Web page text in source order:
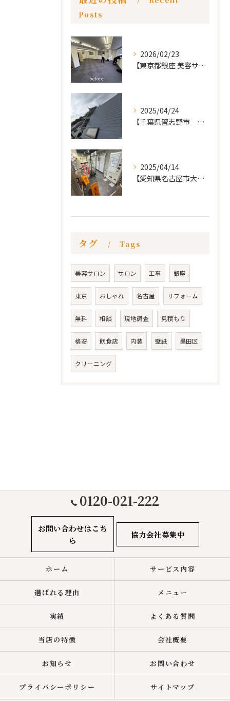
Posts
2026/02/23
【東京都銀座 美容サロン店舗工事】
2025/04/24
【千葉県習志野市 戸建て 屋根の葺き替え工事】
2025/04/14
【愛知県名古屋市大須 カードショップ屋のリノベーション
タグ Tags
美容サロン サロン 工事 銀座
東京 おしゃれ 名古屋 リフォーム
無料 相談 現地調査 見積もり
格安 飲食店 内装 壁紙 墨田区
クリーニング
0120-021-222
お問い合わせはこち
ら
協力会社募集中
ホーム サービス内容
選ばれる理由 メニュー
実績 よくある質問
当店の特徴 会社概要
お知らせ お問い合わせ
プライバシーポリシー サイトマップ